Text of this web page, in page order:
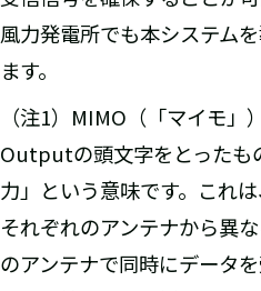
風力発電所でも本システム
ます。
（注1）MIMO（「マイモ
Outputの頭文字をとったも
力」という意味です。これ
それぞれのアンテナから異
のアンテナで同時にデータ